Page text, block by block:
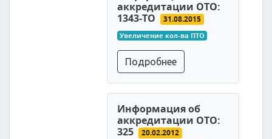
аккредитации ОТО:
1343-ТО
31.08.2015
Увеличение кол-ва ПТО
Подробнее
Информация об
аккредитации ОТО:
325
20.02.2012